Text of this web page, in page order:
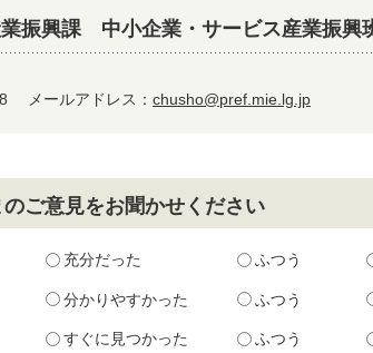
振興課 中小企業・サービス産業振興
メールアドレス： chusho@pref.mie.lg.jp
ご意見をお聞かせください
充分だった ふつう
分かりやすかった ふつう
すぐに見つかった ふつう